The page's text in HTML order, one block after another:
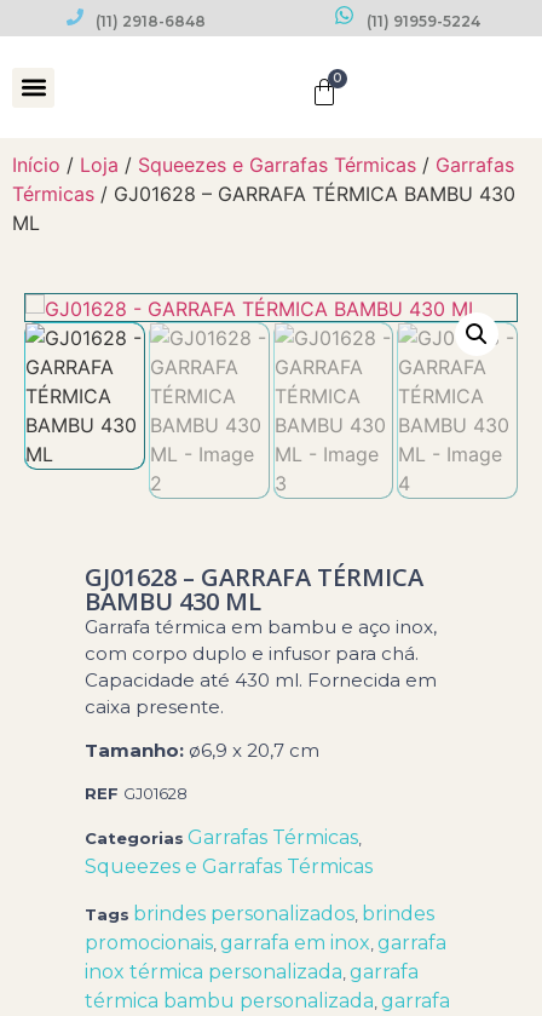
(11) 2918-6848 (11) 91959-5224
0
Início / Loja / Squeezes e Garrafas Térmicas / Garrafas
Térmicas / GJ01628 – GARRAFA TÉRMICA BAMBU 430
ML
GJ01628 – GARRAFA TÉRMICA
BAMBU 430 ML
Garrafa térmica em bambu e aço inox,
com corpo duplo e infusor para chá.
Capacidade até 430 ml. Fornecida em
caixa presente.
Tamanho: ø6,9 x 20,7 cm
REF GJ01628
Categorias Garrafas Térmicas
Squeezes e Garrafas Térmicas
Tags brindes personalizados brindes
promocionais ,garrafa em inox ,garrafa
inox térmica personalizada ,garrafa
térmica bambu personalizada ,garrafa